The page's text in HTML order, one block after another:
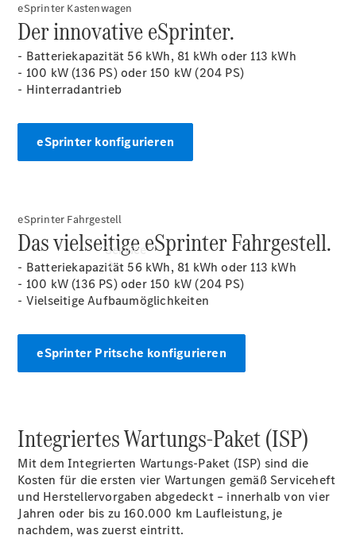
Leasing &
Finanzierung
Online
Store
Konfigurator
Service
Servicetermin
Service &
Zubehör
Reifen, Teile
& Zubehör
Felgenreparatur
Pannen- &
Unfallhilfe
eSprinter Kastenwagen
Der innovative eSprinter.
- Batteriekapazität 56 kWh, 81 kWh oder 113 kWh
- 100 kW (136 PS) oder 150 kW (204 PS)
- Hinterradantrieb
eSprinter konfigurieren
eSprinter Fahrgestell
Das vielseitige eSprinter Fahrgestell.
- Batteriekapazität 56 kWh, 81 kWh oder 113 kWh
- 100 kW (136 PS) oder 150 kW (204 PS)
- Vielseitige Aufbaumöglichkeiten
eSprinter Pritsche konfigurieren
Integriertes Wartungs-Paket (ISP)
Mit dem Integrierten Wartungs-Paket (ISP) sind die
Kosten für die ersten vier Wartungen gemäß Serviceheft
und Herstellervorgaben abgedeckt – innerhalb von vier
Jahren oder bis zu 160.000 km Laufleistung, je
nachdem, was zuerst eintritt.